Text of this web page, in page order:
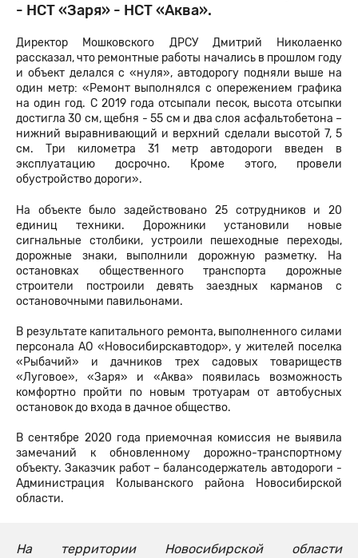
- НСТ «Заря» - НСТ «Аква».
Директор Мошковского ДРСУ Дмитрий Николаенко
рассказал, что ремонтные работы начались в прошлом году
и объект делался с «нуля», автодорогу подняли выше на
один метр: «Ремонт выполнялся с опережением графика
на один год. С 2019 года отсыпали песок, высота отсыпки
достигла 30 см, щебня - 55 см и два слоя асфальтобетона –
нижний выравнивающий и верхний сделали высотой 7, 5
см. Три километра 31 метр автодороги введен в
эксплуатацию досрочно. Кроме этого, провели
обустройство дороги».
На объекте было задействовано 25 сотрудников и 20
единиц техники. Дорожники установили новые
сигнальные столбики, устроили пешеходные переходы,
дорожные знаки, выполнили дорожную разметку. На
остановках общественного транспорта дорожные
строители построили девять заездных карманов с
остановочными павильонами.
В результате капитального ремонта, выполненного силами
персонала АО «Новосибирскавтодор», у жителей поселка
«Рыбачий» и дачников трех садовых товариществ
«Луговое», «Заря» и «Аква» появилась возможность
комфортно пройти по новым тротуарам от автобусных
остановок до входа в дачное общество.
В сентябре 2020 года приемочная комиссия не выявила
замечаний к обновленному дорожно-транспортному
объекту. Заказчик работ – балансодержатель автодороги -
Администрация Колыванского района Новосибирской
области.
На территории Новосибирской области